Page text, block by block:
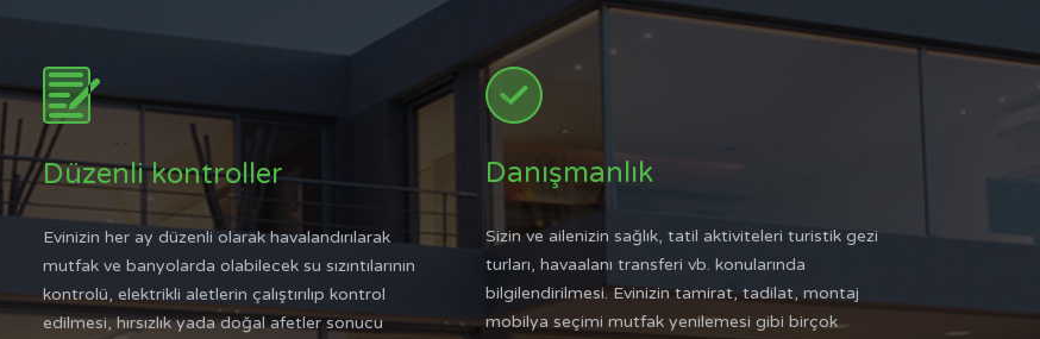
Düzenli kontroller
Evinizin her ay düzenli olarak havalandırılarak
mutfak ve banyolarda olabilecek su sızıntılarının
kontrolü, elektrikli aletlerin çalıştırılıp kontrol
edilmesi, hırsızlık yada doğal afetler sonucu
Danışmanlık
Sizin ve ailenizin sağlık, tatil aktiviteleri turistik gezi
turları, havaalanı transferi vb. konularında
bilgilendirilmesi. Evinizin tamirat, tadilat, montaj
mobilya seçimi mutfak yenilemesi gibi birçok